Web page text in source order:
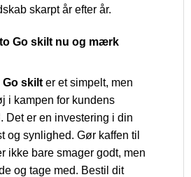
skarpt år efter år.
Go skilt nu og mærk
Go skilt er et simpelt, men
i kampen for kundens
Det er en investering i din
og synlighed. Gør kaffen til
ikke bare smager godt, men
og tage med. Bestil dit